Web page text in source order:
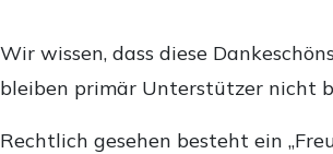
Wir wissen, dass diese
bleiben primär Unterstützer nicht
Rechtlich gesehen besteht ein